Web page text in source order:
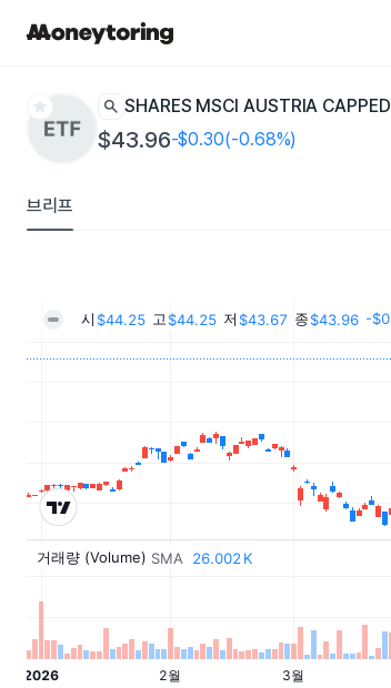
star search ISHARES MSCI AUSTRIA CAPPED
$43.96-$0.30(-0.68%)
브리프